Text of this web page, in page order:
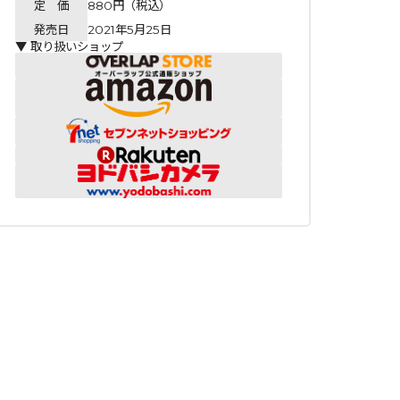
定 価
880円（税込）
発売日
2021年5月25日
▼ 取り扱いショップ